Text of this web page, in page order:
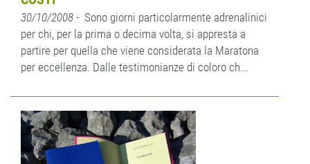
30/10/2008 - Sono giorni particolarmente adrenalinici
per chi, per la prima o decima volta, si appresta a
partire per quella che viene considerata la Maratona
per eccellenza. Dalle testimonianze di coloro ch...